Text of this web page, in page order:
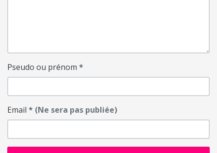
Pseudo ou prénom *
Email * (Ne sera pas publiée)